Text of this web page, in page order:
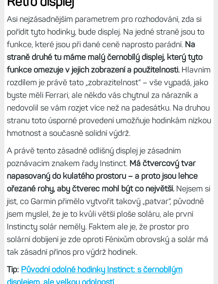
problému.Řemínek pak lze normálně ohýbat a ani nevadí
vestavěnému světlu (viz dále). A na ruce to celé pak
působí méně mohutně a nositelněji. Proč Garmin sáhl pro
proprietárních řemíncích a nepoužil QuickFit (přitom
kompatibilitu na webu uvádí) nevím, ale lze se toho snadno
zbavit. Těchto řemínků mám doma hned několik, a tak
jsem záhy po pořízení prvních fotek originál sundal a
nasadil také bílý, ale pohodlnější QuickFit. (Který občas s
třídám s modrým nebo žlutým.)
Retro displej
Asi nejzásadnějším parametrem pro rozhodování, zda si
pořídit tyto hodinky, bude displej. Na jedné straně jsou to
funkce, které jsou při dané ceně naprosto parádní. Na
straně druhé tu máme malý černobílý displej, který tyto
funkce omezuje v jejich zobrazení a použitelnosti.Hlavním
rozdílem je právě tato „zobrazitelnost“ – vše vypadá, jako
byste měli Ferrari, ale někdo vás chytnul za nárazník a
nedovolil se vám rozjet více než na padesátku. Na druhou
stranu toto úsporné provedení umožňuje hodinkám nízkou
hmotnost a současně solidní výdrž.
A právě tento zásadně odlišný displej je zásadním